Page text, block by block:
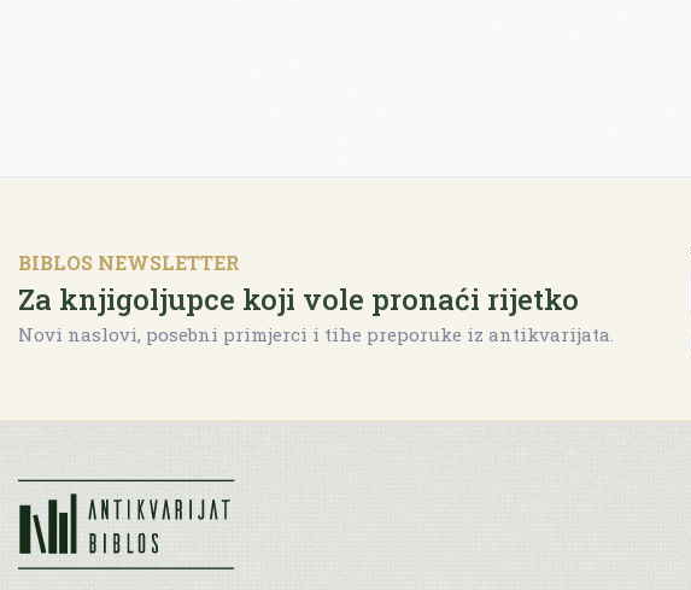
BIBLOS NEWSLETTER
Za knjigoljupce koji vole pronaći rijetko
Novi naslovi, posebni primjerci i tihe preporuke iz antikvarijata.